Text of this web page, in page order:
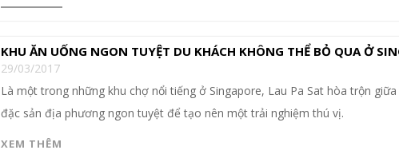
KHU ĂN UỐNG NGON TUYỆT DU KHÁCH KHÔNG THỂ BỎ QUA Ở
29/03/2017
Là một trong những khu chợ nổi tiếng ở Singapore, Lau Pa Sat hòa trộn
đặc sản địa phương ngon tuyệt để tạo nên một trải nghiệm thú vị.
XEM THÊM